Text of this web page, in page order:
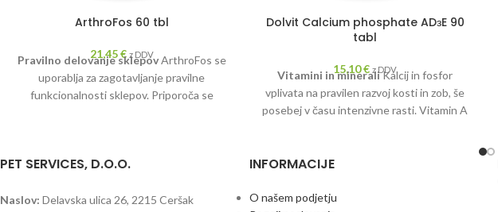
ArthroFos 60 tbl
21,45€ z DDV
Pravilno delovanje sklepovArthroFos se
uporablja za zagotavljanje pravilne
funkcionalnosti sklepov. Priporoča se
Dolvit Calcium phosphate ADзE 90
tabl
15,10€ z DDV
Vitamini in mineraliKalcij in fosfor
vplivata na pravilen razvoj kosti in zob, še
posebej v času intenzivne rasti. Vitamin A
Vitamin D3 skrbi za ravnovesje fosforja in
formule krepijo kosti, zobe, lase in kožo.
PET SERVICES, D.O.O.
Naslov: Delavska ulica 26, 2215 Ceršak
INFORMACIJE
O našem podjetju